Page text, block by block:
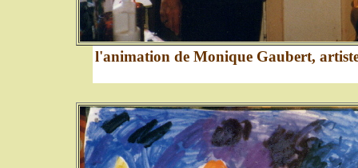
l'animation de Monique Gaubert,